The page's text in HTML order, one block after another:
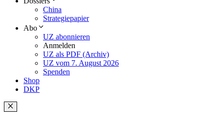
China
Strategiepapier
Abo
UZ abonnieren
Anmelden
UZ als PDF (Archiv)
UZ vom 7. August 2026
Spenden
Shop
DKP
Schließen